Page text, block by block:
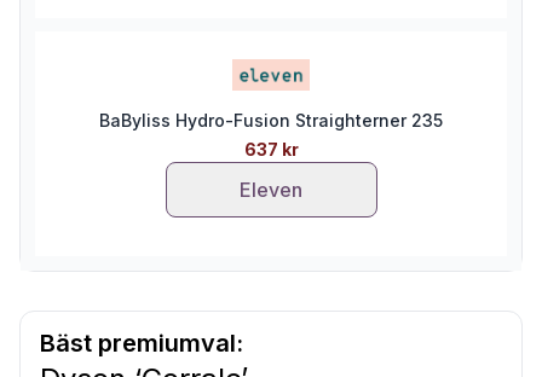
BaByliss Hydro-Fusion Straighterner 235
637 kr
Eleven
Bäst premiumval: